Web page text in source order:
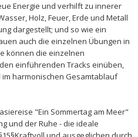
Energie und verhilft zu innerer
Holz, Feuer, Erde und Metall
dargestellt; und so wie ein
auch die einzelnen Übungen in
können die einzelnen
einführenden Tracks einüben,
harmonischen Gesamtablauf
"Ein Sommertag am Meer"
und der Ruhe - die ideale